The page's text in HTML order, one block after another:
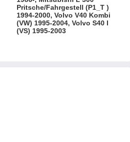
Pritsche/Fahrgestell (P1_T )
1994-2000, Volvo V40 Kombi
(VW) 1995-2004, Volvo S40 I
(VS) 1995-2003